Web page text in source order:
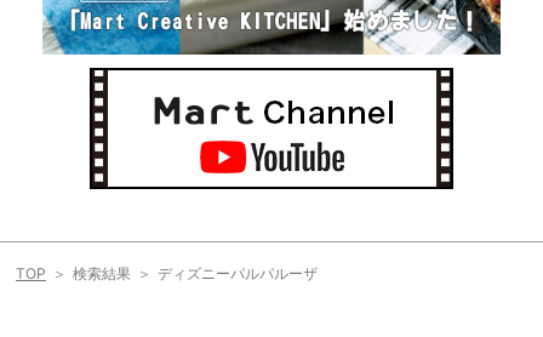
TOP 検索結果 ディズニーパルパルーザ